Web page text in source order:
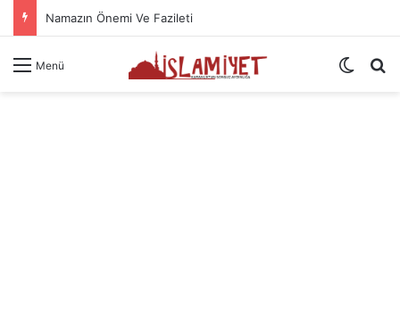
Namazın Önemi Ve Fazileti
Menü Dış